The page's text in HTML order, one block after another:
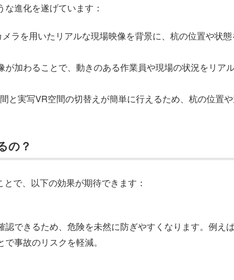
進化を遂げています：
ラを用いたリアルな現場映像を背景に、杭の位置や状
が加わることで、動きのある作業員や現場の状況をリア
と実写VR空間の切替えが簡単に行えるため、杭の位置
の？
とで、以下の効果が期待できます：
認できるため、危険を未然に防ぎやすくなります。例え
事故のリスクを軽減。